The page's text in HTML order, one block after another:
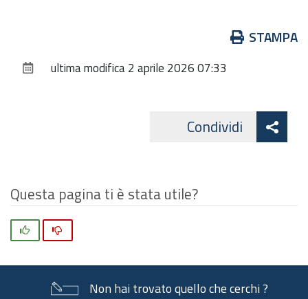
documento
STAMPA
ultima modifica2 aprile 2026 07:33
Condividi
Questa pagina ti è stata utile?
Non hai trovato quello che cerchi ?